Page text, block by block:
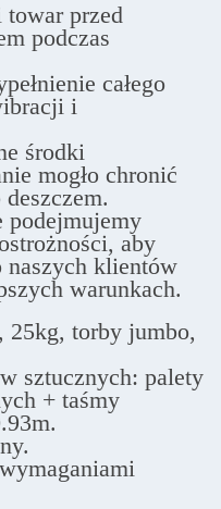
towar przed
podczas
całego
i
środki
mogło chronić
podejmujemy
aby
naszych klientów
warunkach.
25kg, torby jumbo,
sztucznych: palety
+ taśmy